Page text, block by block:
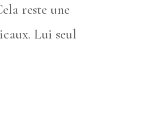
reste une
Lui seul